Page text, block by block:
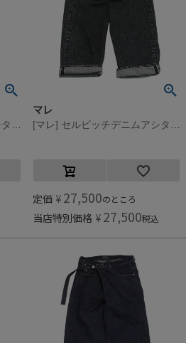
マレ
定価 ¥ 27,500のところ
当店特別価格 ¥ 27,500税込